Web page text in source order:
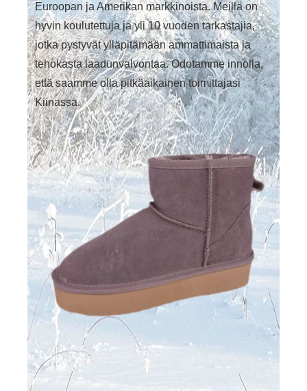
Euroopan ja Amerikan markkinoista. Meillä on
hyvin koulutettuja ja yli 10 vuoden tarkastajia,
jotka pystyvät ylläpitämään ammattimaista ja
tehokasta laadunvalvontaa. Odotamme innolla,
että saamme olla pitkäaikainen toimittajasi
Kiinassa.